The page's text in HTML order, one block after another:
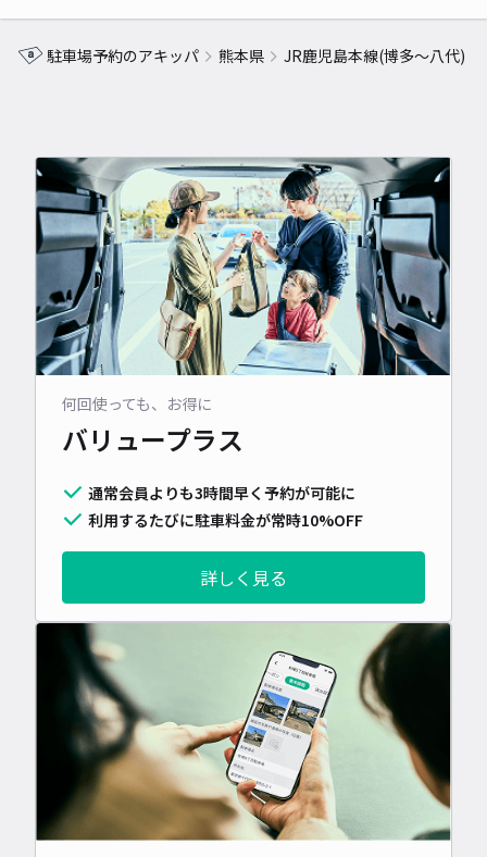
駐車場予約のアキッパ 熊本県 JR鹿児島本線(博多～八代)
何回使っても、お得に
バリュープラス
通常会員よりも3時間早く予約が可能に
利用するたびに駐車料金が常時10%OFF
詳しく見る